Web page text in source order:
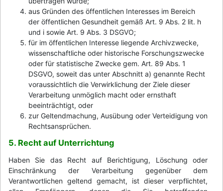
aus Gründen des öffentlichen Interesses im Bereich
der öffentlichen Gesundheit gemäß Art. 9 Abs. 2 lit. h
und i sowie Art. 9 Abs. 3 DSGVO;
für im öffentlichen Interesse liegende Archivzwecke,
wissenschaftliche oder historische Forschungszwecke
oder für statistische Zwecke gem. Art. 89 Abs. 1
DSGVO, soweit das unter Abschnitt a) genannte Recht
voraussichtlich die Verwirklichung der Ziele dieser
Verarbeitung unmöglich macht oder ernsthaft
beeinträchtigt, oder
zur Geltendmachung, Ausübung oder Verteidigung von
Rechtsansprüchen.
5. Recht auf Unterrichtung
Haben Sie das Recht auf Berichtigung, Löschung oder
Einschränkung der Verarbeitung gegenüber dem
Verantwortlichen geltend gemacht, ist dieser verpflichtet,